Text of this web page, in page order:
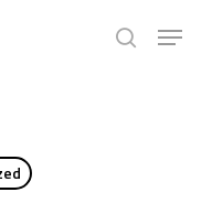
search
Menu